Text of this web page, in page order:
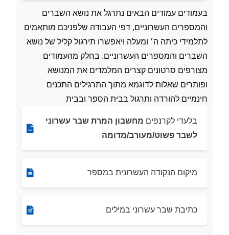
בעמודים עמודים הבאים נתרגל את נושא השברים
והמספרים העשרוניים, דפי העבודה שלפניכם מותאמים
לתלמידי כיתה ה׳ ומעלה ויאפשרו תירגול קליל של נושא
השברים והמספרים העשרוניים. בחלק מהעמודים
מצורפים סרטונים קצרים המלמדים את המנושא
ופותרים שאלות לדוגמא מתוך התרגילים התכנים
חינמיים להורדה ותרגול בבית הספר ובבית
בלעדי לקרנפים מחשבון המרת שבר עשרוני
לשבר פשוט/מעורב/מדומה
מיקום הנקודה העשרונית במספר
כתיבת שבר עשרוני במילים